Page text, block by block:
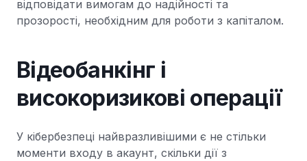
відповідати вимогам до надійності та
прозорості, необхідним для роботи з капіталом.
Відеобанкінг і
високоризикові операції
У кібербезпеці найвразливішими є не стільки
моменти входу в акаунт, скільки дії з